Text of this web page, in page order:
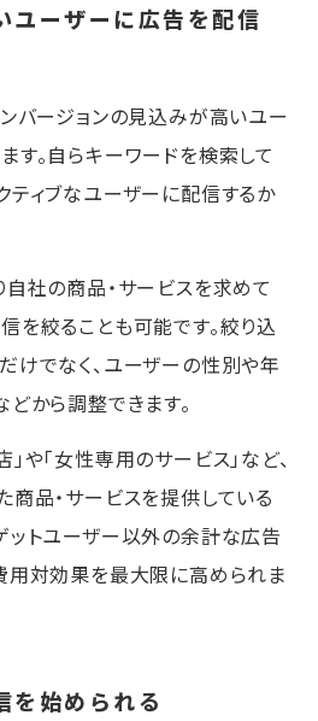
ユーザーに広告を配信
ンバージョンの見込みが高いユー
す。自らキーワードを検索して
ティブなユーザーに配信するか
自社の商品・サービスを求めて
を絞ることも可能です。絞り込
けでなく、ユーザーの性別や年
から調整できます。
や「女性専用のサービス」など、
商品・サービスを提供している
ットユーザー以外の余計な広告
用対効果を最大限に高められま
を始められる